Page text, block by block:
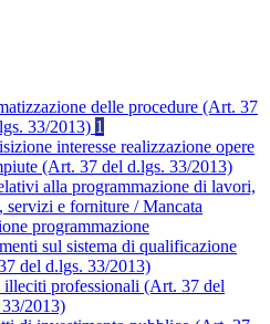
delle procedure (Art. 37
33/2013) 1
interesse realizzazione opere
(Art. 37 del d.lgs. 33/2013)
alla programmazione di lavori,
servizi e forniture / Mancata
programmazione
sul sistema di qualificazione
del d.lgs. 33/2013)
professionali (Art. 37 del
2013)